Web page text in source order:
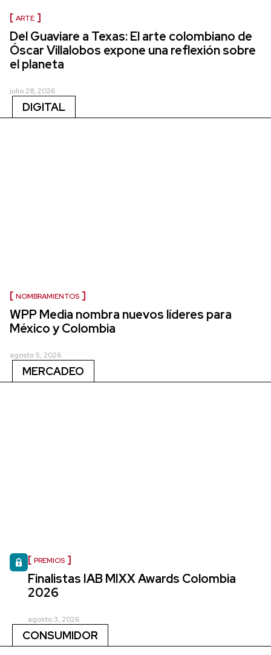
ARTE
Del Guaviare a Texas: El arte colombiano de
Óscar Villalobos expone una reflexión sobre
el planeta
julio 28, 2026
DIGITAL
NOMBRAMIENTOS
WPP Media nombra nuevos líderes para
México y Colombia
agosto 5, 2026
MERCADEO
PREMIOS
Finalistas IAB MIXX Awards Colombia
2026
agosto 3, 2026
CONSUMIDOR